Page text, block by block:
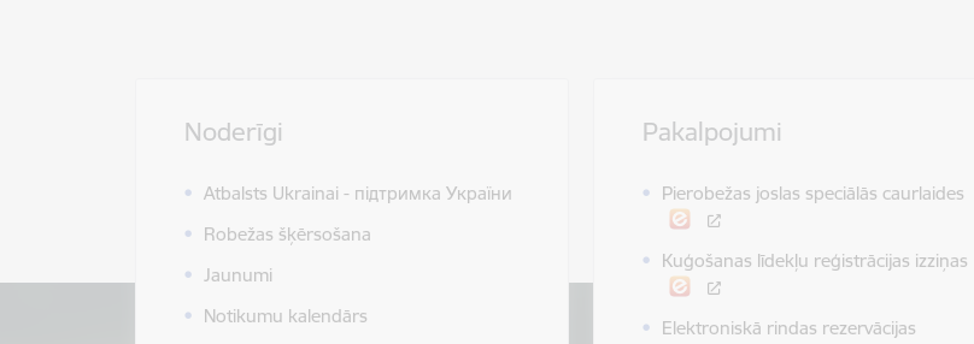
Noderīgi
Atbalsts Ukrainai - підтримка України
Robežas šķērsošana
Jaunumi
Notikumu kalendārs
Pakalpojumi
Pierobežas joslas speciālās caurlaides
Kuģošanas līdekļu reģistrācijas izziņas
Elektroniskā rindas rezervācijas